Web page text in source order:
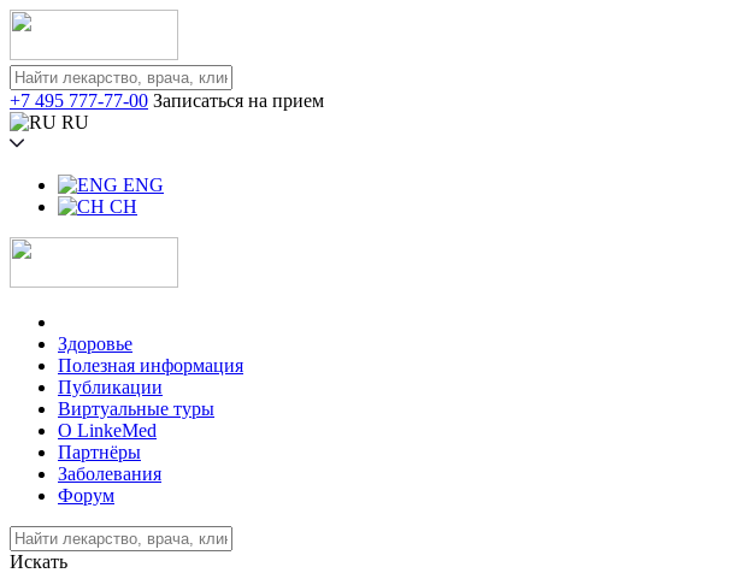
+7 495 777-77-00 Записаться на прием
RU
ENG
CH
Здоровье
Полезная информация
Публикации
Виртуальные туры
О LinkeMed
Партнёры
Заболевания
Форум
Искать